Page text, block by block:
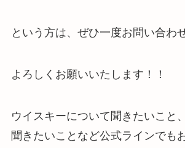
という方は、ぜひ一度お問い合わ
よろしくお願いいたします！！
ウイスキーについて聞きたいこと
聞きたいことなど公式ラインでも